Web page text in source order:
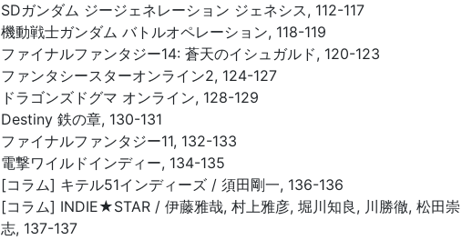
SDガンダム ジージェネレーション ジェネシス, 112-117
機動戦士ガンダム バトルオペレーション, 118-119
ファイナルファンタジー14: 蒼天のイシュガルド, 120-123
ファンタシースターオンライン2, 124-127
ドラゴンズドグマ オンライン, 128-129
Destiny 鉄の章, 130-131
ファイナルファンタジー11, 132-133
電撃ワイルドインディー, 134-135
[コラム] キテル51インディーズ / 須田剛一, 136-136
[コラム] INDIE★STAR / 伊藤雅哉, 村上雅彦, 堀川知良, 川勝徹, 松田崇
志, 137-137